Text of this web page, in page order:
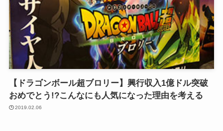
【ドラゴンボール超ブロリー】興行収入1億ドル突破
おめでとう!?こんなにも人気になった理由を考える
2019.02.06